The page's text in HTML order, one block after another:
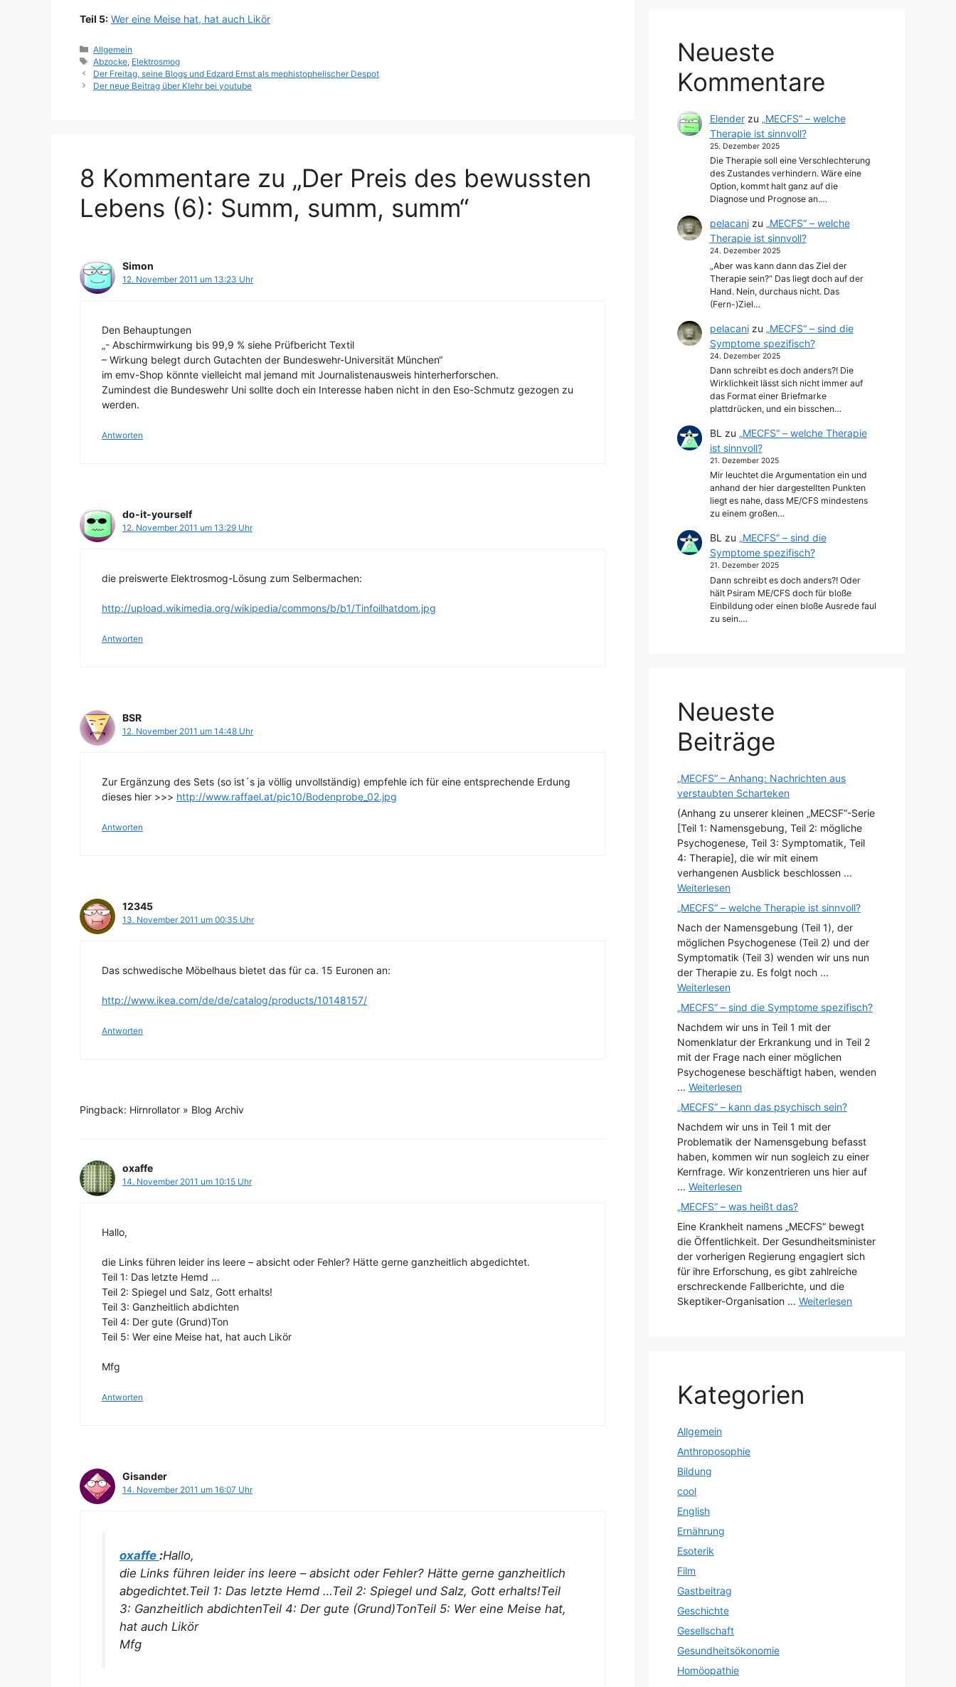
Teil 5: Wer eine Meise hat, hat auch Likör
Kategorien
Allgemein
Schlagwörter
Abzocke Elektrosmog
Der Freitag, seine Blogs und Edzard Ernst als mephistophelischer Despot
Der neue Beitrag über Klehr bei youtube
8 Kommentare zu „Der Preis des bewussten
Lebens (6): Summ, summ, summ“
Simon
12. November 2011 um 13:23 Uhr
Den Behauptungen
„- Abschirmwirkung bis 99,9 % siehe Prüfbericht Textil
– Wirkung belegt durch Gutachten der Bundeswehr-Universität München“
im emv-Shop könnte vielleicht mal jemand mit Journalistenausweis hinterherforschen.
Zumindest die Bundeswehr Uni sollte doch ein Interesse haben nicht in den Eso-Schmutz gezogen zu
werden.
Antworten
do-it-yourself
12. November 2011 um 13:29 Uhr
die preiswerte Elektrosmog-Lösung zum Selbermachen:
http://upload.wikimedia.org/wikipedia/commons/b/b1/Tinfoilhatdom.jpg
Antworten
BSR
12. November 2011 um 14:48 Uhr
Zur Ergänzung des Sets (so ist´s ja völlig unvollständig) empfehle ich für eine entsprechende Erdung
dieses hier >>> http://www.raffael.at/pic10/Bodenprobe_02.jpg
Antworten
12345
13. November 2011 um 00:35 Uhr
Das schwedische Möbelhaus bietet das für ca. 15 Euronen an:
http://www.ikea.com/de/de/catalog/products/10148157/
Antworten
Pingback: Hirnrollator » Blog Archiv
oxaffe
14. November 2011 um 10:15 Uhr
Hallo,
die Links führen leider ins leere – absicht oder Fehler? Hätte gerne ganzheitlich abgedichtet.
Teil 1: Das letzte Hemd …
Teil 2: Spiegel und Salz, Gott erhalts!
Teil 3: Ganzheitlich abdichten
Teil 4: Der gute (Grund)Ton
Teil 5: Wer eine Meise hat, hat auch Likör
Mfg
Antworten
Gisander
14. November 2011 um 16:07 Uhr
oxaffe :Hallo,
die Links führen leider ins leere – absicht oder Fehler? Hätte gerne ganzheitlich
abgedichtet.Teil 1: Das letzte Hemd …Teil 2: Spiegel und Salz, Gott erhalts!Teil
3: Ganzheitlich abdichtenTeil 4: Der gute (Grund)TonTeil 5: Wer eine Meise hat,
hat auch Likör
Mfg
Neueste
Kommentare
Elenderzu „MECFS“ – welche
Therapie ist sinnvoll?
25. Dezember 2025
Die Therapie soll eine Verschlechterung
des Zustandes verhindern. Wäre eine
Option, kommt halt ganz auf die
Diagnose und Prognose an.…
pelacanizu „MECFS“ – welche
Therapie ist sinnvoll?
24. Dezember 2025
„Aber was kann dann das Ziel der
Therapie sein?“ Das liegt doch auf der
Hand. Nein, durchaus nicht. Das
(Fern-)Ziel…
pelacanizu „MECFS“ – sind die
Symptome spezifisch?
24. Dezember 2025
Dann schreibt es doch anders?! Die
Wirklichkeit lässt sich nicht immer auf
das Format einer Briefmarke
plattdrücken, und ein bisschen…
BL zu „MECFS“ – welche Therapie
ist sinnvoll?
21. Dezember 2025
Mir leuchtet die Argumentation ein und
anhand der hier dargestellten Punkten
liegt es nahe, dass ME/CFS mindestens
zu einem großen…
BL zu „MECFS“ – sind die
Symptome spezifisch?
21. Dezember 2025
Dann schreibt es doch anders?! Oder
hält Psiram ME/CFS doch für bloße
Einbildung oder einen bloße Ausrede faul
zu sein.…
Neueste
Beiträge
„MECFS“ – Anhang: Nachrichten aus
verstaubten Scharteken
(Anhang zu unserer kleinen „MECSF“-Serie
[Teil 1: Namensgebung, Teil 2: mögliche
Psychogenese, Teil 3: Symptomatik, Teil
4: Therapie], die wir mit einem
verhangenen Ausblick beschlossen ...
Weiterlesen
„MECFS“ – welche Therapie ist sinnvoll?
Nach der Namensgebung (Teil 1), der
möglichen Psychogenese (Teil 2) und der
Symptomatik (Teil 3) wenden wir uns nun
der Therapie zu. Es folgt noch ...
Weiterlesen
„MECFS“ – sind die Symptome spezifisch?
Nachdem wir uns in Teil 1 mit der
Nomenklatur der Erkrankung und in Teil 2
mit der Frage nach einer möglichen
Psychogenese beschäftigt haben, wenden
... Weiterlesen
„MECFS“ – kann das psychisch sein?
Nachdem wir uns in Teil 1 mit der
Problematik der Namensgebung befasst
haben, kommen wir nun sogleich zu einer
Kernfrage. Wir konzentrieren uns hier auf
... Weiterlesen
„MECFS“ – was heißt das?
Eine Krankheit namens „MECFS“ bewegt
die Öffentlichkeit. Der Gesundheitsminister
der vorherigen Regierung engagiert sich
für ihre Erforschung, es gibt zahlreiche
erschreckende Fallberichte, und die
Skeptiker-Organisation ... Weiterlesen
Kategorien
Allgemein
Anthroposophie
Bildung
cool
English
Ernährung
Esoterik
Film
Gastbeitrag
Geschichte
Gesellschaft
Gesundheitsökonomie
Homöopathie